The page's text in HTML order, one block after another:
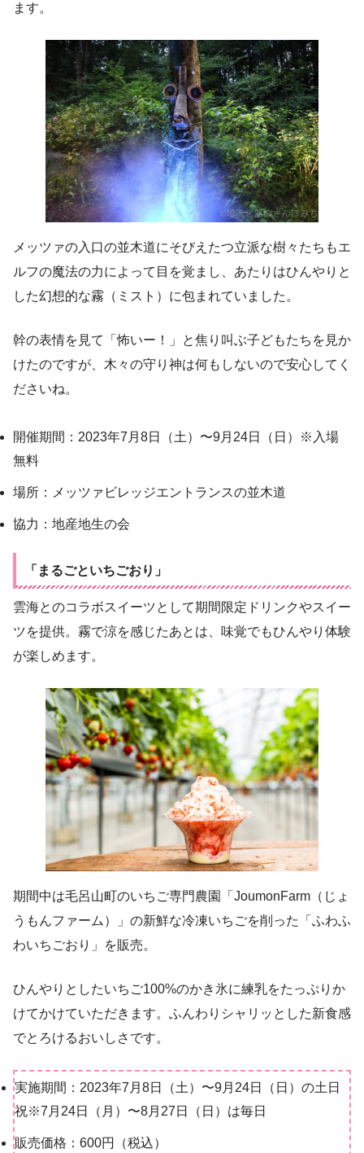
ます。
メッツァの入口の並木道にそびえたつ立派な樹々たちもエ
ルフの魔法の力によって目を覚まし、あたりはひんやりと
した幻想的な霧（ミスト）に包まれていました。
幹の表情を見て「怖いー！」と焦り叫ぶ子どもたちを見か
けたのですが、木々の守り神は何もしないので安心してく
ださいね。
開催期間：2023年7月8日（土）〜9月24日（日）※入場
無料
場所：メッツァビレッジエントランスの並木道
協力：地産地生の会
「まるごといちごおり」
雲海とのコラボスイーツとして期間限定ドリンクやスイー
ツを提供。霧で涼を感じたあとは、味覚でもひんやり体験
が楽しめます。
期間中は毛呂山町のいちご専門農園「JoumonFarm（じょ
うもんファーム）」の新鮮な冷凍いちごを削った「ふわふ
わいちごおり」を販売。
ひんやりとしたいちご100%のかき氷に練乳をたっぷりか
けてかけていただきます。ふんわりシャリッとした新食感
でとろけるおいしさです。
実施期間：2023年7月8日（土）〜9月24日（日）の土日
祝※7月24日（月）〜8月27日（日）は毎日
販売価格：600円（税込）